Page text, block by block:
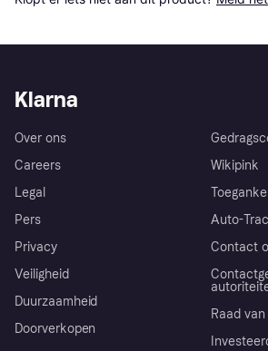
Klarna
Over ons
Careers
Legal
Pers
Privacy
Veiligheid
Duurzaamheid
Doorverkopen
Wikipink
Auto-
Contact
Raad